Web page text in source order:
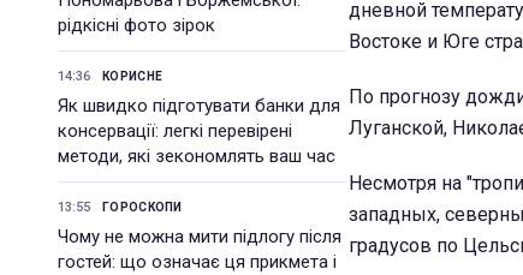
рідкісні фото зірок
14:36 КОРИСНЕ
Як швидко підготувати банки для
консервації: легкі перевірені
методи, які зекономлять ваш час
13:55 ГОРОСКОПИ
Чому не можна мити підлогу після
гостей: що означає ця прикмета і
дневной
Востоке и Юге
По прогнозу
Луганской,
Несмотря на
западных,
градусов по